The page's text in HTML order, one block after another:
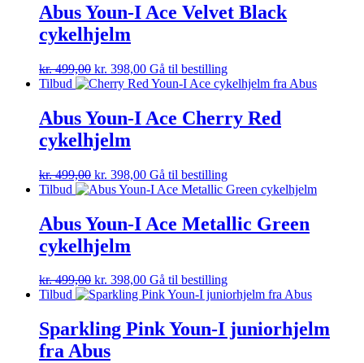
Abus Youn-I Ace Velvet Black
cykelhjelm
kr.499,00 kr. 398,00 Gå til bestilling
Tilbud
Abus Youn-I Ace Cherry Red
cykelhjelm
kr.499,00 kr. 398,00 Gå til bestilling
Tilbud
Abus Youn-I Ace Metallic Green
cykelhjelm
kr.499,00 kr. 398,00 Gå til bestilling
Tilbud
Sparkling Pink Youn-I juniorhjelm
fra Abus